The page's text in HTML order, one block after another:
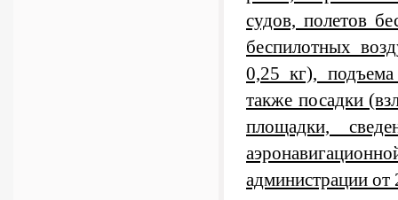
судов, полетов
беспилотных
0,25 кг),
также посадки
площадки,
администрации